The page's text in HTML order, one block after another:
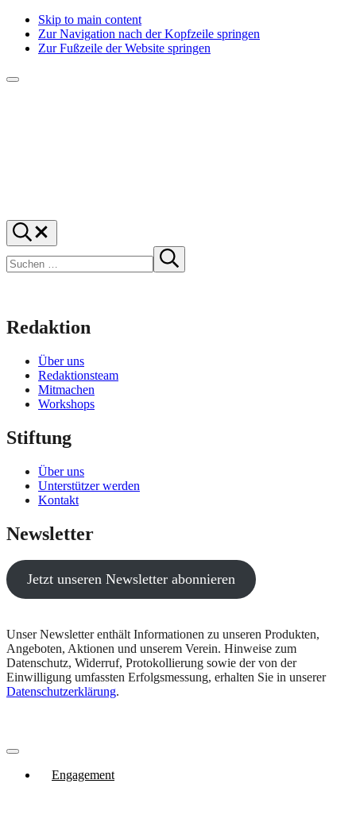
Skip to main content
Zur Navigation nach der Kopfzeile springen
Zur Fußzeile der Website springen
Menü
f1rstlife
Und
was
denkst
du?
Suchen
…
Suche
starten
Redaktion
Über uns
Redaktionsteam
Mitmachen
Workshops
Stiftung
Über uns
Unterstützer werden
Kontakt
Newsletter
Jetzt unseren Newsletter abonnieren
Unser Newsletter enthält Informationen zu unseren Produkten,
Angeboten, Aktionen und unserem Verein. Hinweise zum
Datenschutz, Widerruf, Protokollierung sowie der von der
Einwilligung umfassten Erfolgsmessung, erhalten Sie in unserer
Datenschutzerklärung.
Engagement